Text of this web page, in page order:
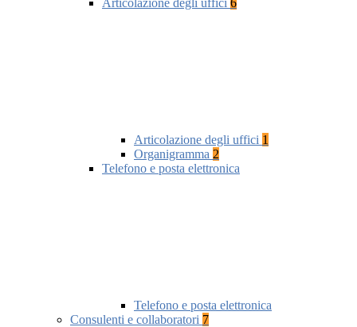
Articolazione degli uffici 6
Articolazione degli uffici 1
Organigramma 2
Telefono e posta elettronica
Telefono e posta elettronica
Consulenti e collaboratori 7